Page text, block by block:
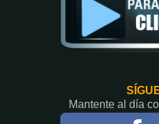
Mantente al día